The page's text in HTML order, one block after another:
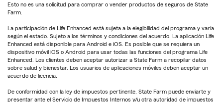
Esto no es una solicitud para comprar o vender productos de seguros de State
Farm.
La participación de Life Enhanced está sujeta a la elegibilidad del programa y varía
según el estado. Sujeto a los términos y condiciones del acuerdo. La aplicación Life
Enhanced está disponible para Android e iOS. Es posible que se requiera un
dispositivo móvil iOS o Android para usar todas las funciones del programa Life
Enhanced. Los clientes deben aceptar autorizar a State Farm a recopilar datos
sobre salud y bienestar. Los usuarios de aplicaciones móviles deben aceptar un
acuerdo de licencia.
De conformidad con la ley de impuestos pertinente, State Farm puede enviarte y
presentar ante el Servicio de Impuestos Internos y/u otra autoridad de impuestos